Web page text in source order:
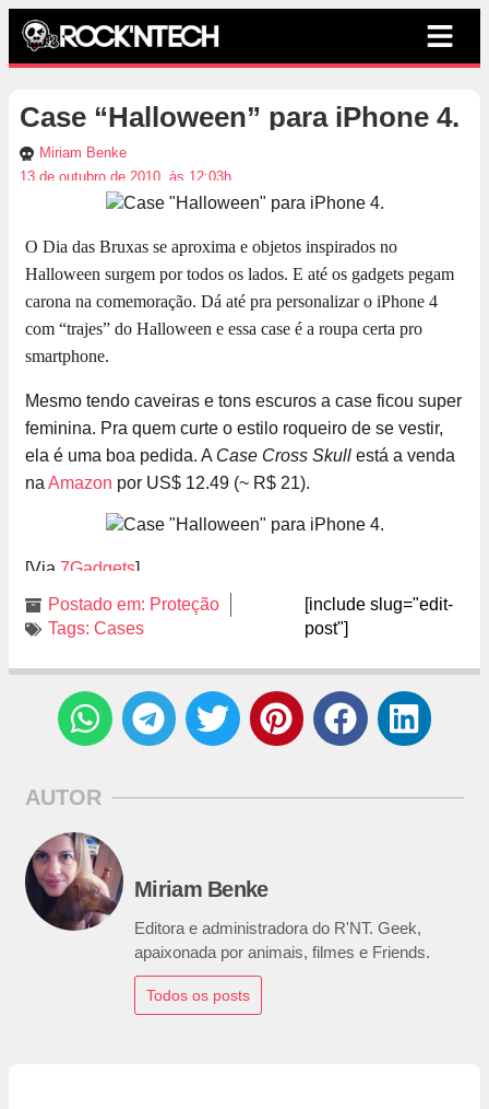
Case “Halloween” para iPhone 4.
Miriam Benke
13 de outubro de 2010, às 12:03h
O Dia das Bruxas se aproxima e objetos inspirados no
Halloween surgem por todos os lados. E até os gadgets pegam
carona na comemoração. Dá até pra personalizar o iPhone 4
com “trajes” do Halloween e essa case é a roupa certa pro
smartphone.
Mesmo tendo caveiras e tons escuros a case ficou super
feminina. Pra quem curte o estilo roqueiro de se vestir,
ela é uma boa pedida. A Case Cross Skull está a venda
na Amazon por US$ 12.49 (~ R$ 21).
[Via 7Gadgets]
Postado em: Proteção
Tags: Cases
[include slug="edit-
post"]
AUTOR
Miriam Benke
Editora e administradora do R'NT. Geek,
apaixonada por animais, filmes e Friends.
Todos os posts